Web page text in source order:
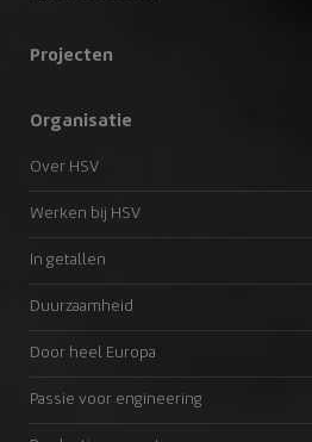
Projecten
Organisatie
Over HSV
Werken bij HSV
In getallen
Duurzaamheid
Door heel Europa
Passie voor engineering